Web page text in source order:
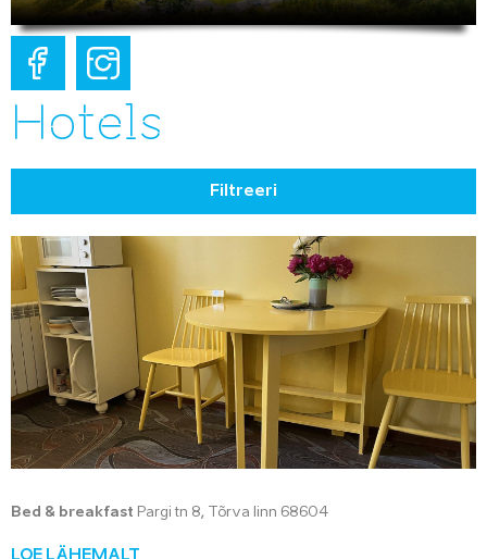
Hotels
Filtreeri
Bed & breakfast Pargi tn 8, Tõrva linn 68604
LOE LÄHEMALT